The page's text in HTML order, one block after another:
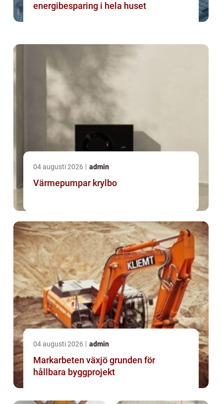
energibesparing i hela huset
04 augusti 2026 admin
Värmepumpar krylbo
04 augusti 2026 admin
Markarbeten växjö grunden för
hållbara byggprojekt